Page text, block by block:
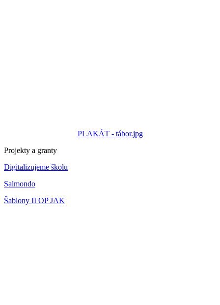
PLAKÁT - tábor.jpg
Projekty a granty
Digitalizujeme školu
Salmondo
Šablony II OP JAK